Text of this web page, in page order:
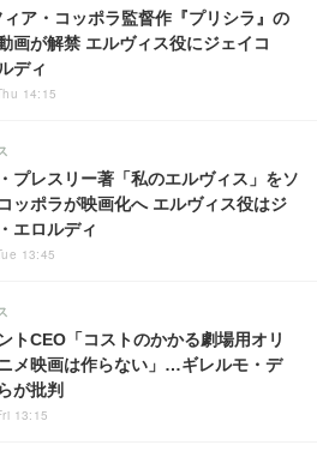
ア・コッポラ監督作『プリシラ』の
画が解禁 エルヴィス役にジェイコ
ディ
14:15
プレスリー著「私のエルヴィス」をソ
ッポラが映画化へ エルヴィス役はジ
エロルディ
13:45
トCEO「コストのかかる劇場用オリ
メ映画は作らない」…ギレルモ・デ
が批判
13:15